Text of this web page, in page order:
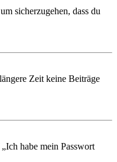
sicherzugehen, dass du
Zeit keine Beiträge
habe mein Passwort